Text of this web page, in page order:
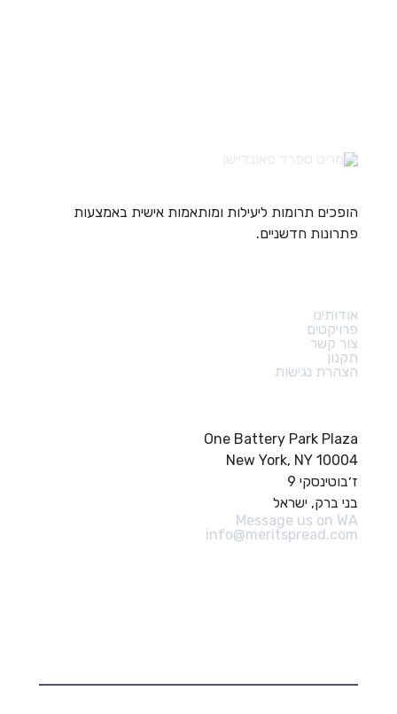
הופכים תרומות ליעילות ומותאמות אישית באמצעות
פתרונות חדשניים.
אודותינו
פרויקטים
צור קשר
תקנון
הצהרת נגישות
One Battery Park Plaza
New York, NY 10004
ז׳בוטינסקי 9
בני ברק, ישראל
Message us on WA
info@meritspread.com